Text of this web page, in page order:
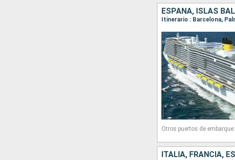
ESPAÑA, ISLAS
Itinerario : Barcelona,
Otros puertos de embarque:
ITALIA, FRANCIA,